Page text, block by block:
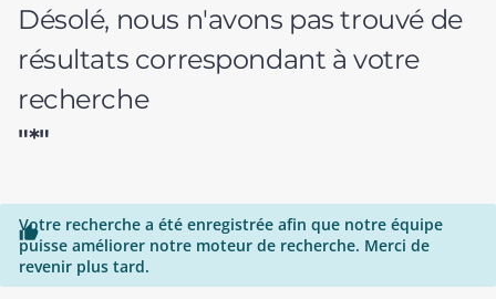
Désolé, nous n'avons pas trouvé de
résultats correspondant à votre
recherche
"*"

Votre recherche a été enregistrée afin que notre équipe
puisse améliorer notre moteur de recherche. Merci de
revenir plus tard.